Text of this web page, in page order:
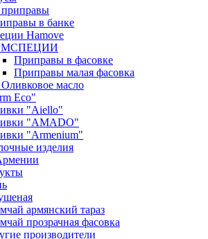
в банке
Hamove
Приправы в фасовке
Приправы малая фасовка
масло
Eco"
"Aiello"
"AMADO"
"Armenium"
изделия
армянский тараз
прозрачная фасовка
производители